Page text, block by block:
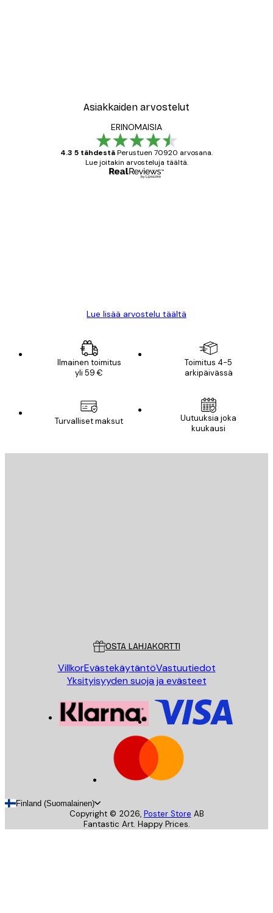
Asiakkaiden arvostelut
ERINOMAISIA
4.3 5 tähdestäPerustuen 70920 arvosana.
Lue joitakin arvosteluja täältä.
Lue lisää arvostelu täältä
Ilmainen toimitus
yli 59 €
Toimitus 4-5
arkipäivässä
Turvalliset maksut
Uutuuksia joka
kuukausi
OSTA LAHJAKORTTI
VillkorEvästekäytäntöVastuutiedot
Yksityisyyden suoja ja evästeet
Finland (Suomalainen)
Copyright © 2026, Poster Store AB
Fantastic Art. Happy Prices.